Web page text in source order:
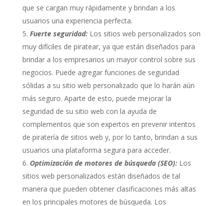
que se cargan muy rápidamente y brindan a los
usuarios una experiencia perfecta.
Fuerte seguridad: Los sitios web personalizados son
muy difíciles de piratear, ya que están diseñados para
brindar a los empresarios un mayor control sobre sus
negocios. Puede agregar funciones de seguridad
sólidas a su sitio web personalizado que lo harán aún
más seguro. Aparte de esto, puede mejorar la
seguridad de su sitio web con la ayuda de
complementos que son expertos en prevenir intentos
de piratería de sitios web y, por lo tanto, brindan a sus
usuarios una plataforma segura para acceder.
Optimización de motores de búsqueda (SEO): Los
sitios web personalizados están diseñados de tal
manera que pueden obtener clasificaciones más altas
en los principales motores de búsqueda. Los